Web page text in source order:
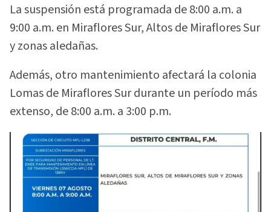
La suspensión está programada de 8:00 a.m. a
9:00 a.m. en Miraflores Sur, Altos de Miraflores Sur
y zonas aledañas.
Además, otro mantenimiento afectará la colonia
Lomas de Miraflores Sur durante un período más
extenso, de 8:00 a.m. a 3:00 p.m.